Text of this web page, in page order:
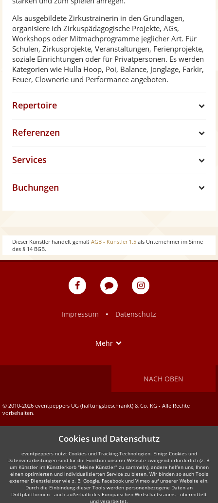
Als ausgebildete Zirkustrainerin in den Grundlagen,
organisiere ich Zirkuspädagogische Projekte, AGs,
Workshops oder Mitmachprogramme jeglicher Art. Für
Schulen, Zirkusprojekte, Veranstaltungen, Ferienprojekte,
soziale Einrichtungen oder für Privatpersonen. Es werden
Kategorien wie Hulla Hoop, Poi, Balance, Jonglage, Farkir,
Feuer, Clownerie und Performance angeboten.
Repertoire
Referenzen
Services
Buchungen
Dieser Künstler handelt gemäß AGB - Künstler 1.5 als Unternehmer im Sinne
des § 14 BGB.
eventpeppers
Blog
eventpeppers
Impressum
• Datenschutz
Mehr
NACH OBEN
© 2010-2026 eventpeppers UG (haftungsbeschränkt) & Co. KG - Alle Rechte
vorbehalten.
Cookies und Datenschutz
eventpeppers nutzt Cookies und Tracking-Technologien. Einige Cookies und
Datenverarbeitungen sind für die Funktion unserer Website zwingend erforderlich (z. B.
um Künstler im Künstlerkorb "Meine Künstler" zu sammeln), andere helfen uns, Ihnen
einen optimierten und individualisierten Service zu bieten. Wir binden so auch Tools
externer Dienstleister wie z. B. Google, Facebook und Vimeo auf unserer Website ein.
Durch die Einbindung dieser Tools werden personenbezogene Daten an
Drittplattformen - auch außerhalb des Europäischen Wirtschaftsraums - übermittelt
und verarbeitet.